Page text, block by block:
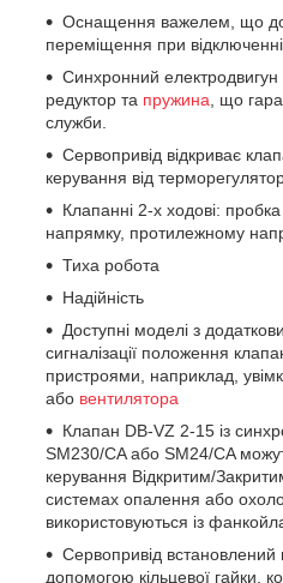
Оснащення важелем, що
переміщення при
Синхронний
редуктор та пружина , що
служби.
Сервопривід відкриває
керування від
Клапанні 2-х ходові:
напрямку, протилежному
Тиха робота
Надійність
Доступні моделі з
сигналізації положення
пристроями, наприклад,
або вентилятора
Клапан DB-VZ 2-15 із
SM230/CA або SM24/CA
керування Відкритим/
системах опалення або
використовуються із
Сервопривід встановлений
допомогою кільцевої гайки,